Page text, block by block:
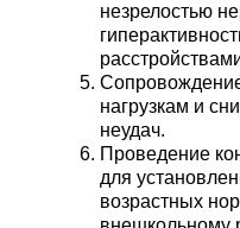
незрелостью
нагрузкам и
неудач.
Проведение
для
возрастных